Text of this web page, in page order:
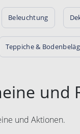
Beleuchtung
Teppiche &
und
und Aktionen.